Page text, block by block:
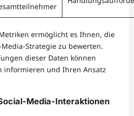
ermöglicht es Ihnen, die
Strategie zu bewerten.
dieser Daten können
informieren und Ihren Ansatz
Media-Interaktionen